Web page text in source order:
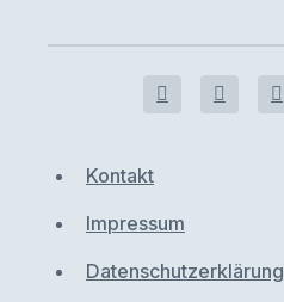
Kontakt
Impressum
Datenschutzerklärung